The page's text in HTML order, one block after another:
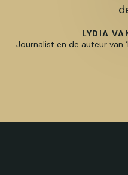
LYDIA
Journalist en de auteur van